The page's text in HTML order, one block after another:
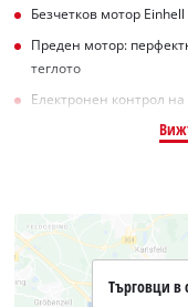
Безчетков мотор Einhell
Преден мотор:
теглото
Електронен контрол на
Търговци в